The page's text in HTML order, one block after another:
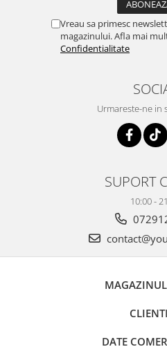
Vreau sa primesc
magazinului. Afla mai
Confidentialitate
Urmareste-ne in
SUPORT
10:00 -
CLIENTI
DATE